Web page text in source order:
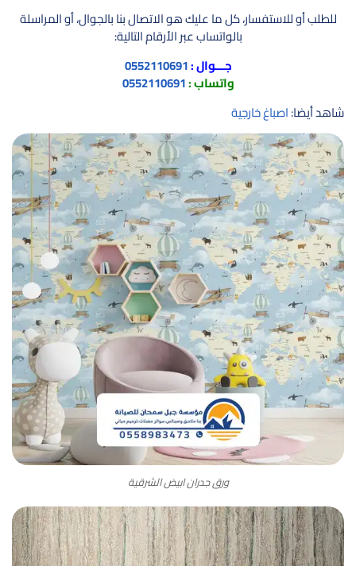
للطلب أو للاستفسار، كل ما عليك هو الاتصال بنا بالجوال، أو المراسلة
بالواتساب عبر الأرقام التالية:
جـــوال :0552110691
واتساب :
شاهد أيضا:اصباغ خارجية
ورق جدران ابيض الشرقية